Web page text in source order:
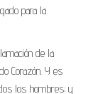
para la
de la
Corazón. Y es
los hombres; y